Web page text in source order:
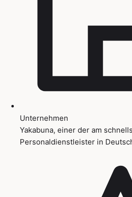
Unternehmen
Yakabuna, einer der am
Personaldienstleister in